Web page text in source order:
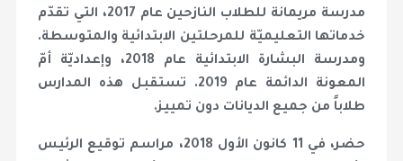
مدرسة مريمانة للطلاب النازحين عام 2017، التي تقدّم
خدماتها التعليميّة للمرحلتين الابتدائية والمتوسطة.
ومدرسة البشارة الابتدائية عام 2018، وإعداديّة أمّ
المعونة الدائمة عام 2019. تستقبل هذه المدارس
طلاباً من جميع الديانات دون تمييز.
حضر، في 11 كانون الأول 2018، مراسم توقيع الرئيس